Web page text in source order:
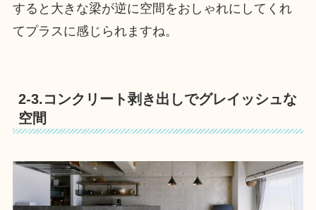
すると大きな梁が逆に空間をおしゃれにしてくれ
てプラスに感じられますね。
2-3.コンクリート剥き出しでグレイッシュな
空間